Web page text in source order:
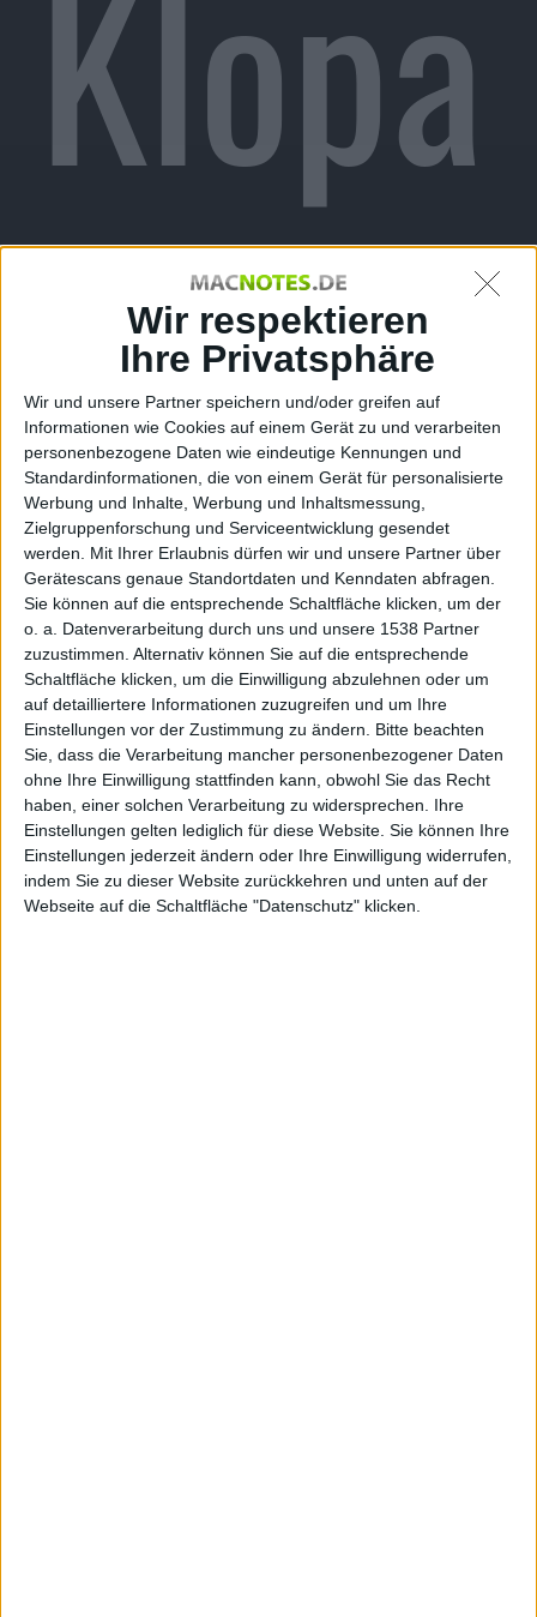
Wir respektieren
Ihre Privatsphäre
Wir und unsere Partner speichern und/oder greifen auf
Informationen wie Cookies auf einem Gerät zu und verarbeiten
personenbezogene Daten wie eindeutige Kennungen und
Standardinformationen, die von einem Gerät für personalisierte
Werbung und Inhalte, Werbung und Inhaltsmessung,
Zielgruppenforschung und Serviceentwicklung gesendet
werden.
Mit Ihrer Erlaubnis dürfen wir und unsere Partner über
Gerätescans genaue Standortdaten und Kenndaten abfragen.
Sie können auf die entsprechende Schaltfläche klicken, um der
o. a. Datenverarbeitung durch uns und unsere 1538 Partner
zuzustimmen. Alternativ können Sie auf die entsprechende
Schaltfläche klicken, um die Einwilligung abzulehnen oder um
auf detailliertere Informationen zuzugreifen und um Ihre
Einstellungen vor der Zustimmung zu ändern.
Bitte beachten
Sie, dass die Verarbeitung mancher personenbezogener Daten
ohne Ihre Einwilligung stattfinden kann, obwohl Sie das Recht
haben, einer solchen Verarbeitung zu widersprechen. Ihre
Einstellungen gelten lediglich für diese Website. Sie können Ihre
Einstellungen jederzeit ändern oder Ihre Einwilligung widerrufen,
indem Sie zu dieser Website zurückkehren und unten auf der
Webseite auf die Schaltfläche "Datenschutz" klicken.
Klopa
pier
bei
DM?